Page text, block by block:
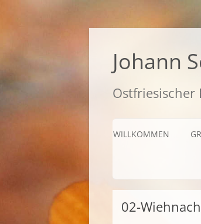
Zum
Johann
WILLKOMMEN
02-